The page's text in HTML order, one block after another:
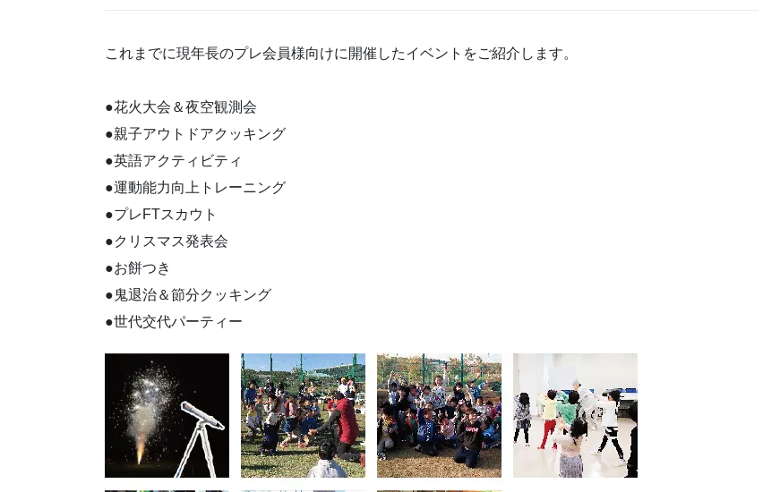
これまでに現年長のプレ会員様向けに開催したイベントをご紹介します。
●花火大会＆夜空観測会
●親子アウトドアクッキング
●英語アクティビティ
●運動能力向上トレーニング
●プレFTスカウト
●クリスマス発表会
●お餅つき
●鬼退治＆節分クッキング
●世代交代パーティー